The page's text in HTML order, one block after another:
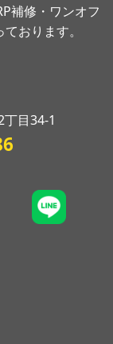
補修・ワンオフ
おります。
目34-1